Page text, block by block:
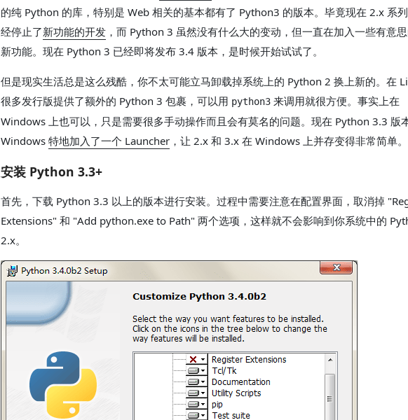
的纯 Python 的库，特别是 Web 相关的基本都有了 Python3 的版本。毕竟现在 2.x 系
经停止了新功能的开发 ，而 Python 3 虽然没有什么大的变动，但一直在加入一些有意
新功能。现在 Python 3 已经即将发布 3.4 版本，是时候开始试试了。
但是现实生活总是这么残酷，你不太可能立马卸载掉系统上的 Python 2 换上新的。在
很多发行版提供了额外的 Python 3 包裹，可以用 python3 来调用就很方便。事实上在
Windows 上也可以，只是需要很多手动操作而且会有莫名的问题。现在 Python 3.3 版
Windows 特地加入了一个 Launcher ，让 2.x 和 3.x 在 Windows 上并存变得非常简单。
安装 Python 3.3+
首先，下载 Python 3.3 以上的版本进行安装。过程中需要注意在配置界面，取消掉
Extensions" 和 "Add python.exe to Path" 两个选项，这样就不会影响到你系统中的
2.x。